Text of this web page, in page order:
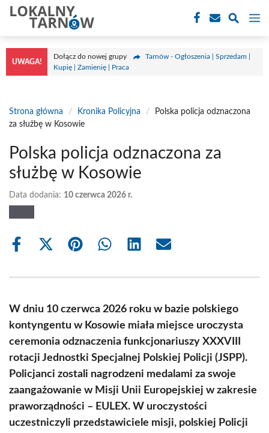
Przejdź
treści
UWAGA!
Dołącz do nowej grupy
Tarnów - Ogłoszenia | Sprzedam |
Kupię | Zamienię | Praca
Strona główna / Kronika Policyjna /
Polska policja odznaczona
za służbę w Kosowie
Polska policja odznaczona za
służbę w Kosowie
Data dodania: 10 czerwca 2026 r.
Share
Share
(Twitter)
Share Share Share Share
W dniu 10 czerwca 2026 roku w bazie polskiego
kontyngentu w Kosowie miała miejsce uroczysta
ceremonia odznaczenia funkcjonariuszy XXXVIII
rotacji Jednostki Specjalnej Polskiej Policji (JSPP).
Policjanci zostali nagrodzeni medalami za swoje
zaangażowanie w Misji Unii Europejskiej w zakresie
praworządności – EULEX. W uroczystości
uczestniczyli przedstawiciele misji, polskiej Policji